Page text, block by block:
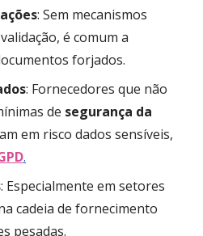
: Sem mecanismos
é comum a
forjados.
: Fornecedores que não
de segurança da
em risco dados sensíveis,
.
: Especialmente em setores
cadeia de fornecimento
pesadas.